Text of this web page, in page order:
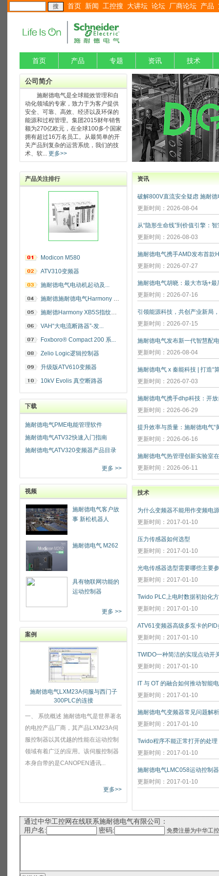
首页 新闻 工控搜 大讲坛 论坛 厂商论坛 产品
首页 产品 专题 资讯 技术
公司简介
施耐德电气是全球能效管理和自
动化领域的专家，致力于为客户提供
安全、可靠、高效、经济以及环保的
能源和过程管理。集团2015财年销售
额为270亿欧元，在全球100多个国家
拥有超过16万名员工。从最简单的开
关产品到复杂的运营系统，我们的技
术、软... 更多>>
产品关注排行
Modicon M580
ATV310变频器
施耐德电气电动机起动及...
施耐德施耐德电气Harmony 指纹开关
施耐德Harmony XB5S指纹识别开关
VAH“大电流断路器”-发...
Foxboro® Compact 200 系...
Zelio Logic逻辑控制器
升级版ATV610变频器
10kV Evolis 真空断路器
下载
施耐德电气PME电能管理软件
施耐德电气ATV32快速入门指南
施耐德电气ATV320变频器产品目录
更多 >>
视频
施耐德电气客户故
事 新松机器人
施耐德电气 M262
具有物联网功能的
运动控制器
更多 >>
案例
施耐德电气LXM23A伺服与西门子
300PLC的连接
一、 系统概述 施耐德电气是世界著名
的电控产品厂商，其产品LXM23A伺
服控制器以其优越的性能在运动控制
领域有着广泛的应用。该伺服控制器
本身自带的是CANOPEN通讯...
更多>>
资讯
更新时间：2026-08-04
更新时间：2026-08-03
施耐德电气携手AMD发布首款
更新时间：2026-07-27
更新时间：2026-07-16
更新时间：2026-07-15
施耐德电气发布新一代智慧配
更新时间：2026-08-04
施耐德电气 x 秦能科技 | 打造“
更新时间：2026-07-03
更新时间：2026-06-29
更新时间：2026-06-16
更新时间：2026-06-11
技术
为什么变频器不能用作变频电
更新时间：2017-01-10
压力传感器如何选型
更新时间：2017-01-10
光电传感器选型需要哪些主要
更新时间：2017-01-10
Twido PLC上电时数据初始化
更新时间：2017-01-10
ATV61变频器高级多泵卡的
更新时间：2017-01-10
TWIDO一种简洁的实现点动开
更新时间：2017-01-10
IT 与 OT 的融合如何推动智能
更新时间：2017-01-10
施耐德电气变频器常见问题解析
更新时间：2017-01-10
Twido程序不能正常打开的处理
更新时间：2017-01-10
施耐德电气LMC058运动控制
更新时间：2017-01-10
通过中华工控网在线联系施耐德电气有限公司：
用户名:
密码: 免费注册为中华工